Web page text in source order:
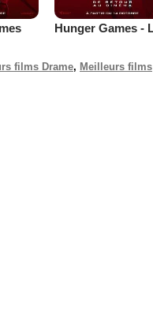
films Drame, Meilleurs films